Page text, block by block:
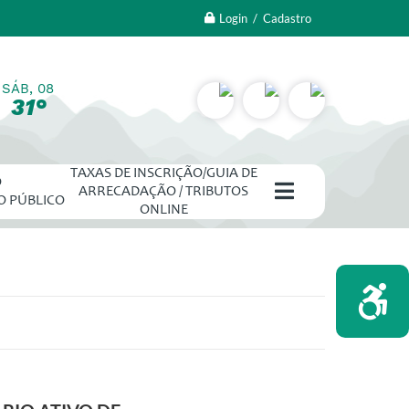
Login / Cadastro
SÁB, 08
31°
PÚBLICO
TAXAS DE INSCRIÇÃO/GUIA DE
ARRECADAÇÃO / TRIBUTOS
ONLINE